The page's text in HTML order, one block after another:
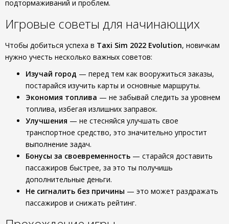
подтормаживаний и проблем.
Игровые советы для начинающих
Чтобы добиться успеха в Taxi Sim 2022 Evolution, новичкам
нужно учесть несколько важных советов:
Изучай город — перед тем как вооружиться заказы,
постарайся изучить карты и основные маршруты.
Экономия топлива — не забывай следить за уровнем
топлива, избегая излишних заправок.
Улучшения — не стесняйся улучшать свое
транспортное средство, это значительно упростит
выполнение задач.
Бонусы за своевременность — старайся доставить
пассажиров быстрее, за это ты получишь
дополнительные деньги.
Не сигналить без причины — это может раздражать
пассажиров и снижать рейтинг.